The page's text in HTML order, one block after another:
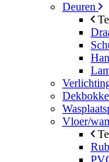
Deuren
Vloer/